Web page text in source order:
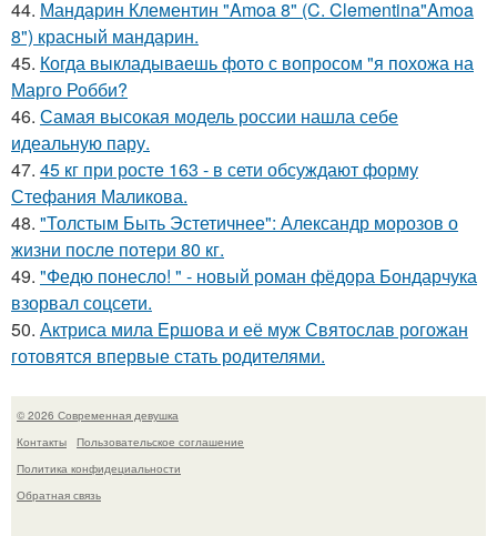
44. Мандарин Клементин "Amoa 8" (C. Clementina"Amoa
8") красный мандарин.
45. Когда выкладываешь фото с вопросом "я похожа на
Марго Робби?
46. Самая высокая модель россии нашла себе
идеальную пару.
47. 45 кг при росте 163 - в сети обсуждают форму
Стефания Маликова.
48. "Толстым Быть Эстетичнее": Александр морозов о
жизни после потери 80 кг.
49. "Федю понесло! " - новый роман фёдора Бондарчука
взорвал соцсети.
50. Актриса мила Ершова и её муж Святослав рогожан
готовятся впервые стать родителями.
© 2026 Современная девушка
Контакты
Пользовательское соглашение
Политика конфидециальности
Обратная связь